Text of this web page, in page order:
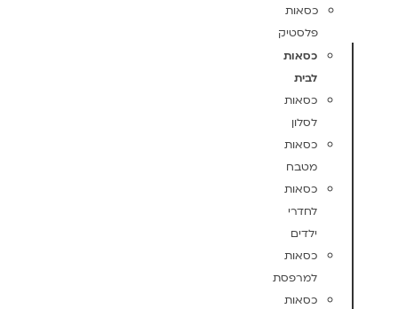
כסאות
פלסטיק
כסאות
לבית
כסאות
לסלון
כסאות
מטבח
כסאות
לחדרי
ילדים
כסאות
למרפסת
כסאות